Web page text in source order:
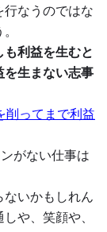
行なうのではな
利益を生むと
を生まない志事
削ってまで利益
がない仕事は
いかもしれん
や、笑顔や、